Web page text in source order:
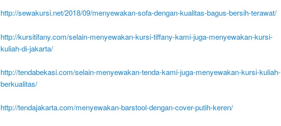
http://sewakursi.net/2018/09/menyewakan-sofa-dengan-kualitas-bagus-bersih-terawat/
http://kursitifany.com/selain-menyewakan-kursi-tiffany-kami-juga-menyewakan-kursi-
kuliah-di-jakarta/
http://tendabekasi.com/selain-menyewakan-tenda-kami-juga-menyewakan-kursi-kuliah-
berkualitas/
http://tendajakarta.com/menyewakan-barstool-dengan-cover-putih-keren/